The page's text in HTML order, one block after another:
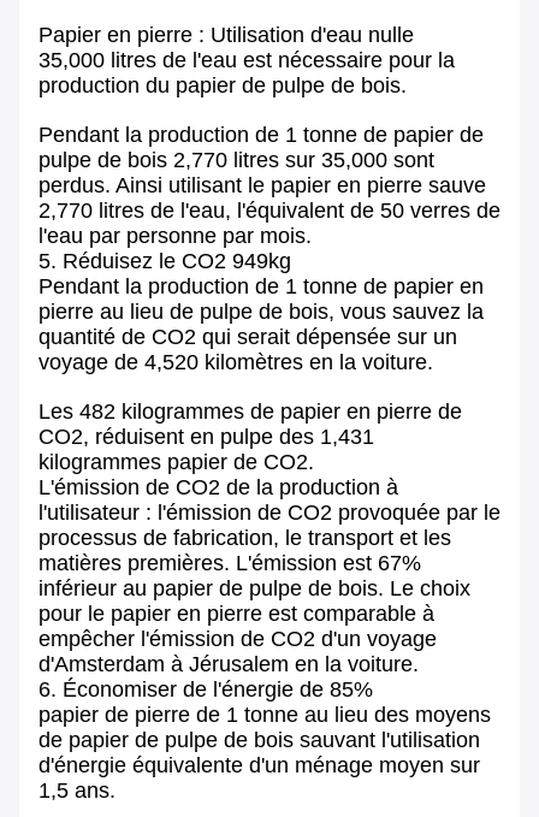
Papier en pierre : Utilisation d'eau nulle
35,000 litres de l'eau est nécessaire pour la
production du papier de pulpe de bois.
Pendant la production de 1 tonne de papier de
pulpe de bois 2,770 litres sur 35,000 sont
perdus. Ainsi utilisant le papier en pierre sauve
2,770 litres de l'eau, l'équivalent de 50 verres de
l'eau par personne par mois.
5. Réduisez le CO2 949kg
Pendant la production de 1 tonne de papier en
pierre au lieu de pulpe de bois, vous sauvez la
quantité de CO2 qui serait dépensée sur un
voyage de 4,520 kilomètres en la voiture.
Les 482 kilogrammes de papier en pierre de
CO2, réduisent en pulpe des 1,431
kilogrammes papier de CO2.
L'émission de CO2 de la production à
l'utilisateur : l'émission de CO2 provoquée par le
processus de fabrication, le transport et les
matières premières. L'émission est 67%
inférieur au papier de pulpe de bois. Le choix
pour le papier en pierre est comparable à
empêcher l'émission de CO2 d'un voyage
d'Amsterdam à Jérusalem en la voiture.
6. Économiser de l'énergie de 85%
papier de pierre de 1 tonne au lieu des moyens
de papier de pulpe de bois sauvant l'utilisation
d'énergie équivalente d'un ménage moyen sur
1,5 ans.